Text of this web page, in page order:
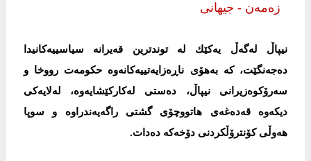
زه‌مه‌ن - جیهانی
نیپاڵ لەگەڵ یەكێك لە توندترین قەیرانە سیاسییەكانیدا
دەجەنگێت، كە بەهۆی ناڕەزایەتییەكانەوە حكومەت رووخا و
سەرۆكوەزیرانی نیپاڵ، دەستی لەكاركێشایەوە، لەلایەكی
دیكەوە قەدەغەی هاتووچۆی گشتی راگەیەندراوە و سوپا
هەوڵی كۆنترۆڵكردنی دۆخەكە دەدات.